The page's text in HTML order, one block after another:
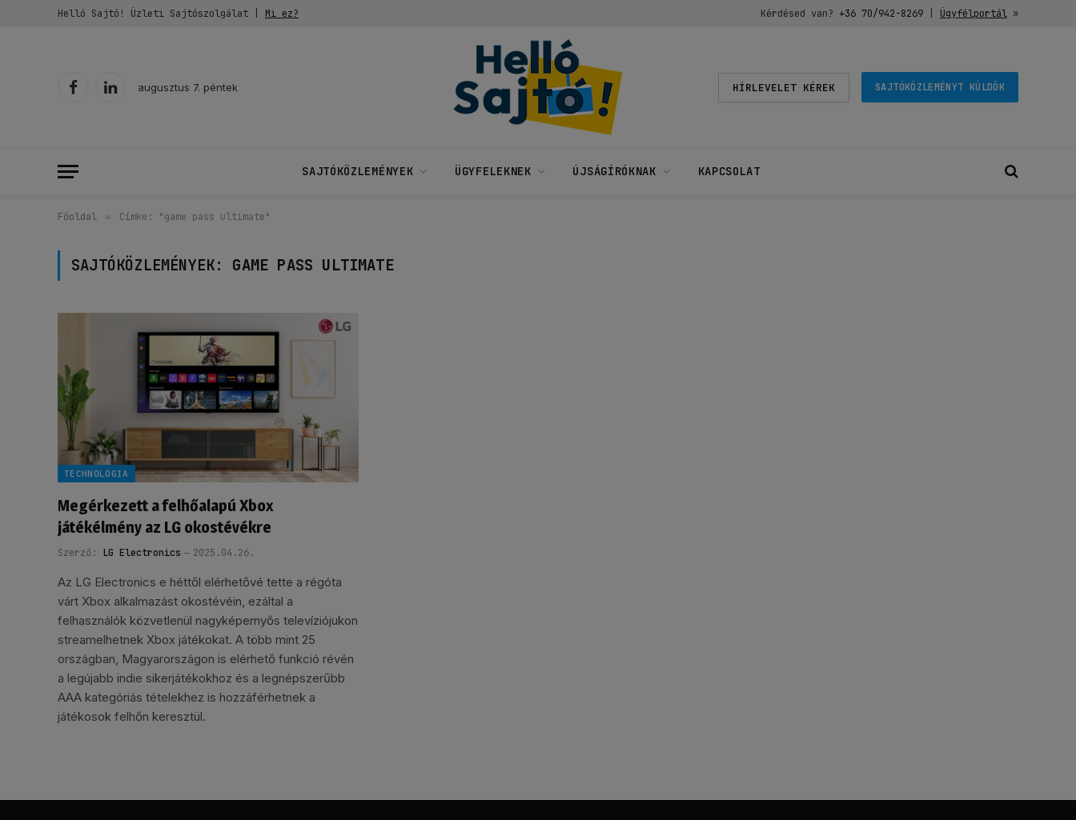
Helló Sajtó! Üzleti Sajtószolgálat | Mi ez? Kérdésed van? +36 70/942-8269| Ügyfélportál»
FacebookLinkedIn
augusztus 7. péntek HÍRLEVELET KÉREK SAJTÓKÖZLEMÉNYT KÜLDÖK
SAJTÓKÖZLEMÉNYEK ÜGYFELEKNEK ÚJSÁGÍRÓKNAK KAPCSOLAT
Főoldal » Címke: "game pass ultimate"
SAJTÓKÖZLEMÉNYEK: GAME PASS ULTIMATE
TECHNOLÓGIA
Megérkezett a felhőalapú Xbox
játékélmény az LG okostévékre
Szerző: LG Electronics 2025.04.26.
Az LG Electronics e héttől elérhetővé tette a régóta
várt Xbox alkalmazást okostévéin, ezáltal a
felhasználók közvetlenül nagyképernyős televíziójukon
streamelhetnek Xbox játékokat. A több mint 25
országban, Magyarországon is elérhető funkció révén
a legújabb indie sikerjátékokhoz és a legnépszerűbb
AAA kategóriás tételekhez is hozzáférhetnek a
játékosok felhőn keresztül.